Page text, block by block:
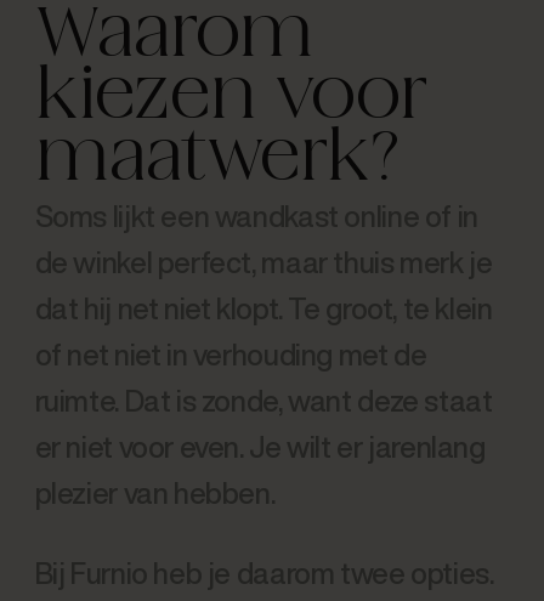
Waarom
kiezen voor
maatwerk?
Soms lijkt een wandkast online of in
de winkel perfect, maar thuis merk je
dat hij net niet klopt. Te groot, te klein
of net niet in verhouding met de
ruimte. Dat is zonde, want deze staat
er niet voor even. Je wilt er jarenlang
plezier van hebben.
Bij Furnio heb je daarom twee opties.